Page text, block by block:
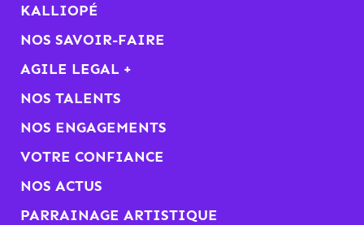
KALLIOPÉ
NOS SAVOIR-FAIRE
AGILE LEGAL +
NOS TALENTS
NOS ENGAGEMENTS
VOTRE CONFIANCE
NOS ACTUS
PARRAINAGE ARTISTIQUE